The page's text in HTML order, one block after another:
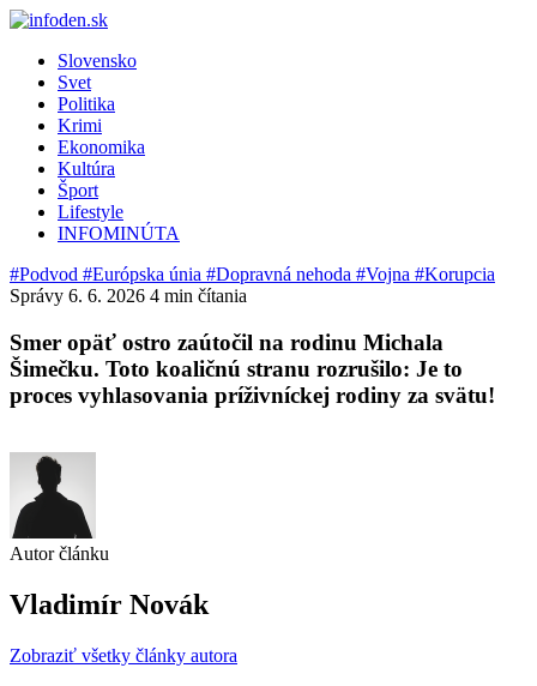
Slovensko
Svet
Politika
Krimi
Ekonomika
Kultúra
Šport
Lifestyle
INFOMINÚTA
#Podvod #Európska únia #Dopravná nehoda #Vojna #Korupcia
Správy 6. 6. 2026 4 min čítania
Smer opäť ostro zaútočil na rodinu Michala
Šimečku. Toto koaličnú stranu rozrušilo: Je to
proces vyhlasovania príživníckej rodiny za svätu!
Autor článku
Vladimír Novák
Zobraziť všetky články autora